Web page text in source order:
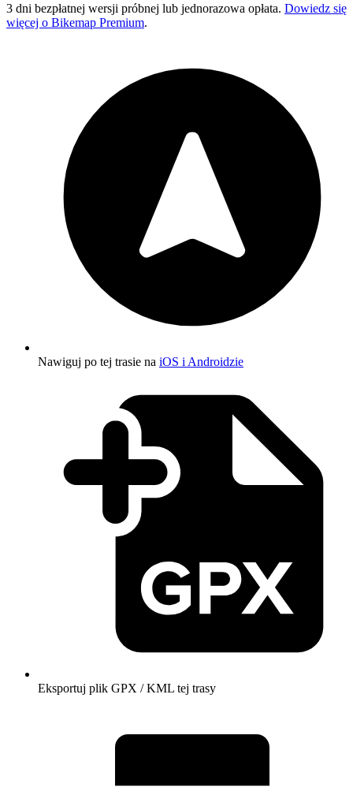
3 dni bezpłatnej wersji próbnej lub jednorazowa opłata. Dowiedz się
więcej o Bikemap Premium.
Nawiguj po tej trasie na iOS i Androidzie
Eksportuj plik GPX / KML tej trasy